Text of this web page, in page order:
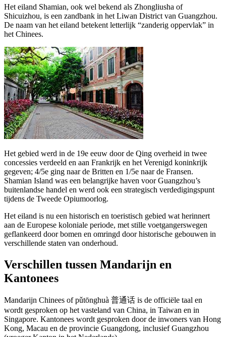
Het eiland Shamian, ook wel bekend als Zhongliusha of
Shicuizhou, is een zandbank in het Liwan District van Guangzhou.
De naam van het eiland betekent letterlijk “zanderig oppervlak” in
het Chinees.
Het gebied werd in de 19e eeuw door de Qing overheid in twee
concessies verdeeld en aan Frankrijk en het Verenigd koninkrijk
gegeven; 4/5e ging naar de Britten en 1/5e naar de Fransen.
Shamian Island was een belangrijke haven voor Guangzhou’s
buitenlandse handel en werd ook een strategisch verdedigingspunt
tijdens de Tweede Opiumoorlog.
Het eiland is nu een historisch en toeristisch gebied wat herinnert
aan de Europese koloniale periode, met stille voetgangerswegen
geflankeerd door bomen en omringd door historische gebouwen in
verschillende staten van onderhoud.
Verschillen tussen Mandarijn en
Kantonees
Mandarijn Chinees of pǔtōnghuà 普通话 is de officiële taal en
wordt gesproken op het vasteland van China, in Taiwan en in
Singapore. Kantonees wordt gesproken door de inwoners van Hong
Kong, Macau en de provincie Guangdong, inclusief Guangzhou